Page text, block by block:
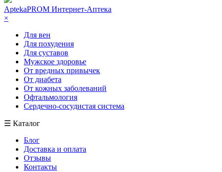
AptekaPROM Интернет-Аптека
×
Для вен
Для похудения
Для суставов
Мужское здоровье
От вредных привычек
От диабета
От кожных заболеваний
Офтальмология
Сердечно-сосудистая система
☰ Каталог
Блог
Доставка и оплата
Отзывы
Контакты